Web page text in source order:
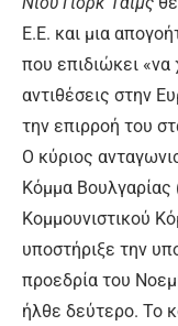
Ε.Ε. και μια
που επιδιώκει «να
αντιθέσεις στην
την επιρροή του
Ο κύριος
Κόμμα Βουλγαρίας
Κομμουνιστικού
υποστήριξε την
προεδρία του
ήλθε δεύτερο. Το